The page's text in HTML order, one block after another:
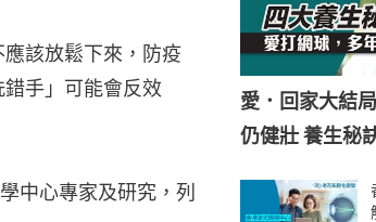
該放鬆下來，防疫
手」可能會反效
中心專家及研究，列
愛．回家大結
仍健壯 養生秘